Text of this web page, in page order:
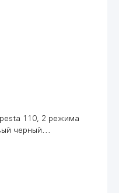
110, 2 режима
черный